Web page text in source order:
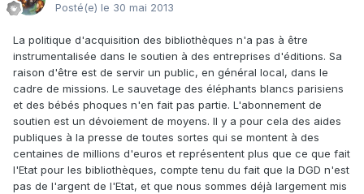
Posté(e) le 30 mai 2013
La politique d'acquisition des bibliothèques n'a pas à être
instrumentalisée dans le soutien à des entreprises d'éditions. Sa
raison d'être est de servir un public, en général local, dans le
cadre de missions. Le sauvetage des éléphants blancs parisiens
et des bébés phoques n'en fait pas partie. L'abonnement de
soutien est un dévoiement de moyens. Il y a pour cela des aides
publiques à la presse de toutes sortes qui se montent à des
centaines de millions d'euros et représentent plus que ce que fait
l'Etat pour les bibliothèques, compte tenu du fait que la DGD n'est
pas de l'argent de l'Etat, et que nous sommes déjà largement mis